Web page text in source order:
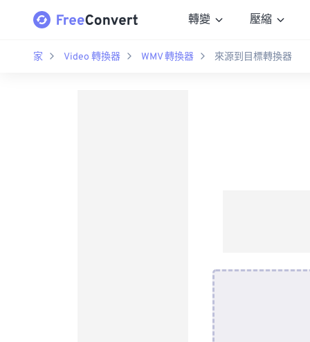
轉變 壓縮
家 Video 轉換器 WMV 轉換器 來源到目標轉換器